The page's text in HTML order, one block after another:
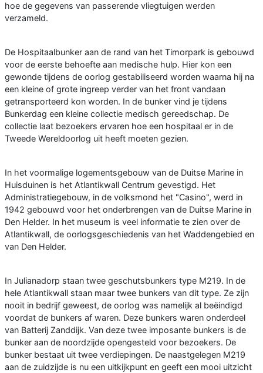
hoe de gegevens van passerende vliegtuigen werden
verzameld.
De Hospitaalbunker aan de rand van het Timorpark is gebouwd
voor de eerste behoefte aan medische hulp. Hier kon een
gewonde tijdens de oorlog gestabiliseerd worden waarna hij na
een kleine of grote ingreep verder van het front vandaan
getransporteerd kon worden. In de bunker vind je tijdens
Bunkerdag een kleine collectie medisch gereedschap. De
collectie laat bezoekers ervaren hoe een hospitaal er in de
Tweede Wereldoorlog uit heeft moeten gezien.
In het voormalige logementsgebouw van de Duitse Marine in
Huisduinen is het Atlantikwall Centrum gevestigd. Het
Administratiegebouw, in de volksmond het "Casino", werd in
1942 gebouwd voor het onderbrengen van de Duitse Marine in
Den Helder. In het museum is veel informatie te zien over de
Atlantikwall, de oorlogsgeschiedenis van het Waddengebied en
van Den Helder.
In Julianadorp staan twee geschutsbunkers type M219. In de
hele Atlantikwall staan maar twee bunkers van dit type. Ze zijn
nooit in bedrijf geweest, de oorlog was namelijk al beëindigd
voordat de bunkers af waren. Deze bunkers waren onderdeel
van Batterij Zanddijk. Van deze twee imposante bunkers is de
bunker aan de noordzijde opengesteld voor bezoekers. De
bunker bestaat uit twee verdiepingen. De naastgelegen M219
aan de zuidzijde is nu een uitkijkpunt en geeft een mooi uitzicht